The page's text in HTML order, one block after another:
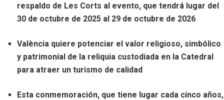
respaldo de Les Corts al evento, que tendrá lugar del
30 de octubre de 2025 al 29 de octubre de 2026
València quiere potenciar el valor religioso, simbólico
y patrimonial de la reliquia custodiada en la Catedral
para atraer un turismo de calidad
Esta conmemoración, que tiene lugar cada cinco años,